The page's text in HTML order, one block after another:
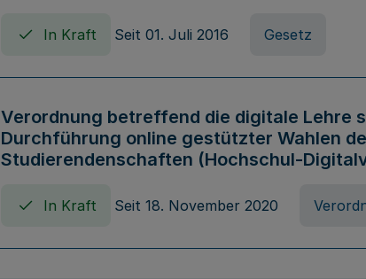
In Kraft Seit 01. Juli 2016 Gesetz
Verordnung betreffend die digitale Lehre
Durchführung online gestützter Wahlen
Studierendenschaften (Hochschul-
In Kraft Seit 18. November 2020